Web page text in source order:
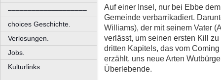
––––––––––––––––––––
choices Geschichte.
Verlosungen.
Jobs.
Kulturlinks
Auf einer Insel, nur bei Ebbe
Gemeinde verbarrikadiert.
Williams), der mit seinem Vater
verlässt, um seinen ersten Kill
dritten Kapitels, das vom
erzählt, uns neue Arten
Überlebende.